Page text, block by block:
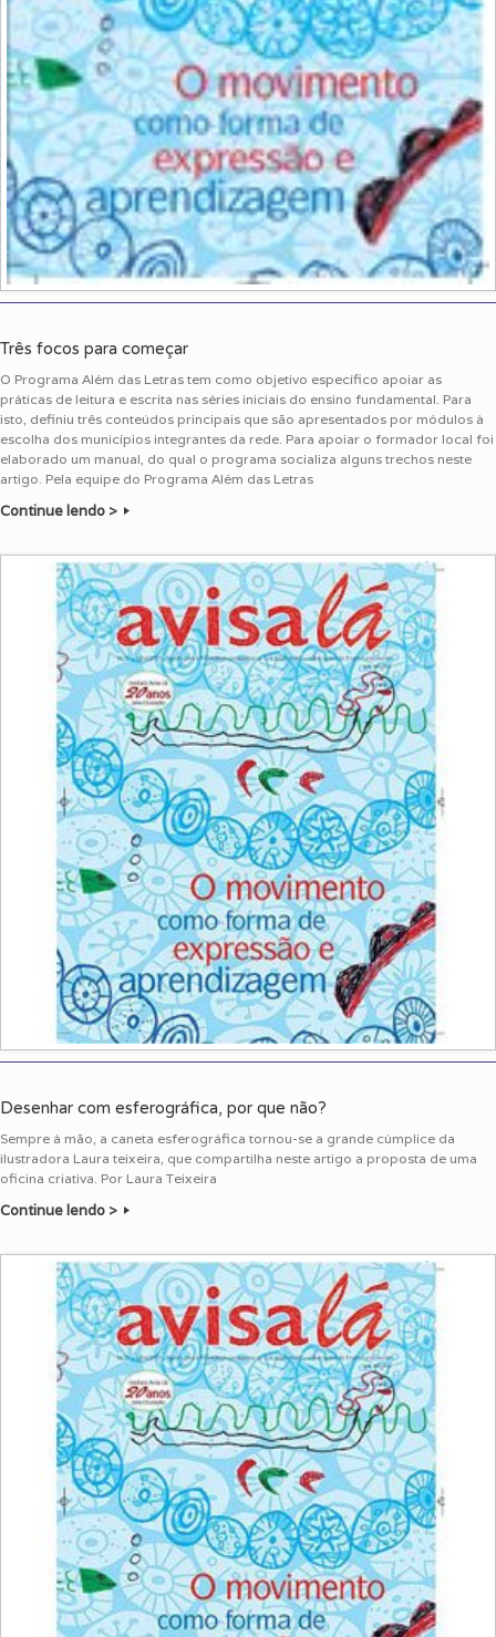
Três focos para começar
O Programa Além das Letras tem como objetivo específico apoiar as
práticas de leitura e escrita nas séries iniciais do ensino fundamental. Para
isto, definiu três conteúdos principais que são apresentados por módulos à
escolha dos municípios integrantes da rede. Para apoiar o formador local foi
elaborado um manual, do qual o programa socializa alguns trechos neste
artigo. Pela equipe do Programa Além das Letras
Continue lendo >
Desenhar com esferográfica, por que não?
Sempre à mão, a caneta esferográfica tornou-se a grande cúmplice da
ilustradora Laura teixeira, que compartilha neste artigo a proposta de uma
oficina criativa. Por Laura Teixeira
Continue lendo >